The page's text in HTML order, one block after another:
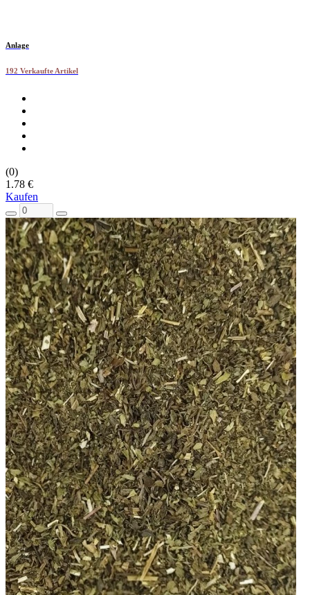
Anlage
192 Verkaufte Artikel
(0)
1.78 €
Kaufen